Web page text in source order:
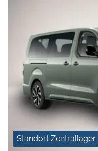
Standort Zentrallager